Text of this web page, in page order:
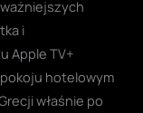
i
Apple TV+
pokoju hotelowym
właśnie po